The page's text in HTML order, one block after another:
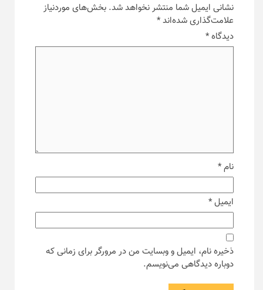
نشانی ایمیل شما منتشر نخواهد شد. بخش‌های موردنیاز
علامت‌گذاری شده‌اند*
دیدگاه*
نام*
ایمیل*
ذخیره نام، ایمیل و وبسایت من در مرورگر برای زمانی که
دوباره دیدگاهی می‌نویسم.